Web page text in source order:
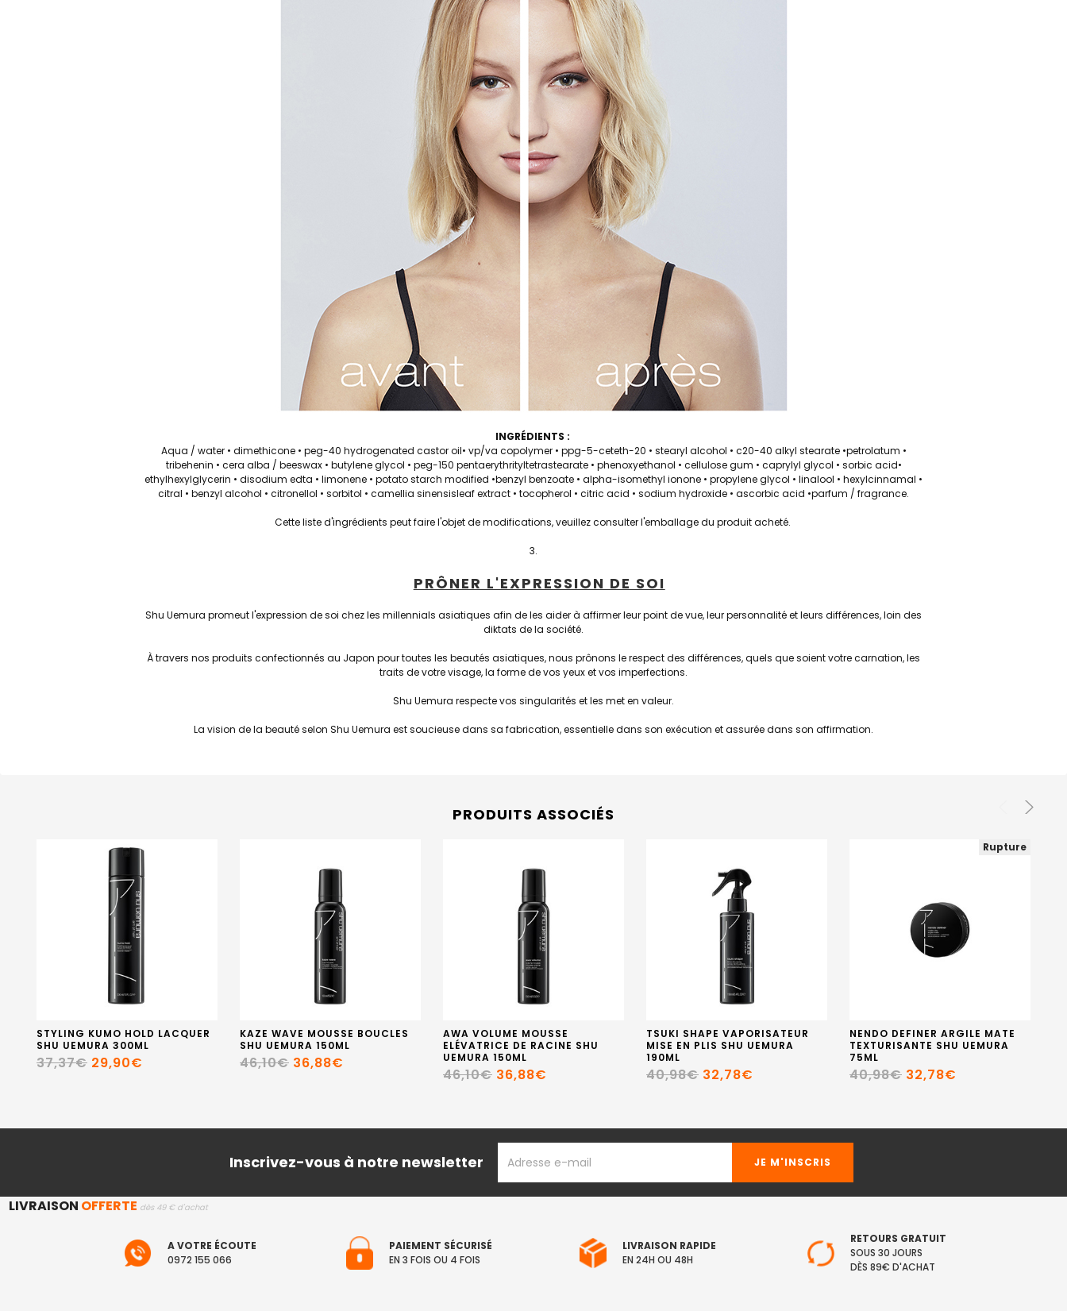
INGRÉDIENTS :
Aqua / water • dimethicone • peg-40 hydrogenated castor oil• vp/va copolymer • ppg-5-ceteth-20 • stearyl alcohol • c20-40 alkyl stearate •petrolatum •
tribehenin • cera alba / beeswax • butylene glycol • peg-150 pentaerythrityltetrastearate • phenoxyethanol • cellulose gum • caprylyl glycol • sorbic acid•
ethylhexylglycerin • disodium edta • limonene • potato starch modified •benzyl benzoate • alpha-isomethyl ionone • propylene glycol • linalool • hexylcinnamal •
citral • benzyl alcohol • citronellol • sorbitol • camellia sinensisleaf extract • tocopherol • citric acid • sodium hydroxide • ascorbic acid •parfum / fragrance.
Cette liste d'ingrédients peut faire l'objet de modifications, veuillez consulter l'emballage du produit acheté.
PRÔNER L'EXPRESSION DE SOI
Shu Uemura promeut l'expression de soi chez les millennials asiatiques afin de les aider à affirmer leur point de vue, leur personnalité et leurs différences, loin des
diktats de la société.
À travers nos produits confectionnés au Japon pour toutes les beautés asiatiques, nous prônons le respect des différences, quels que soient votre carnation, les
traits de votre visage, la forme de vos yeux et vos imperfections.
Shu Uemura respecte vos singularités et les met en valeur.
La vision de la beauté selon Shu Uemura est soucieuse dans sa fabrication, essentielle dans son exécution et assurée dans son affirmation.
PRODUITS ASSOCIÉS
STYLING KUMO HOLD LACQUER
SHU UEMURA 300ML
37,37€ 29,90€
KAZE WAVE MOUSSE BOUCLES
SHU UEMURA 150ML
46,10€ 36,88€
AWA VOLUME MOUSSE
ELÉVATRICE DE RACINE SHU
UEMURA 150ML
46,10€ 36,88€
TSUKI SHAPE VAPORISATEUR
MISE EN PLIS SHU UEMURA
190ML
40,98€ 32,78€
Rupture
NENDO DEFINER ARGILE MATE
TEXTURISANTE SHU UEMURA
75ML
40,98€ 32,78€
Inscrivez-vous à notre newsletter
EMAIL
LIVRAISON OFFERTE dès 49 € d'achat
A VOTRE ÉCOUTE
0972 155 066
PAIEMENT SÉCURISÉ
EN 3 FOIS OU 4 FOIS
LIVRAISON RAPIDE
EN 24H OU 48H
RETOURS GRATUIT
SOUS 30 JOURS
DÈS 89€ D'ACHAT